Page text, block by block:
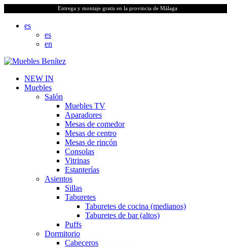
Entrega y montaje gratis en la provincia de Málaga
es
es
en
NEW IN
Muebles
Salón
Muebles TV
Aparadores
Mesas de comedor
Mesas de centro
Mesas de rincón
Consolas
Vitrinas
Estanterías
Asientos
Sillas
Taburetes
Taburetes de cocina (medianos)
Taburetes de bar (altos)
Puffs
Dormitorio
Cabeceros